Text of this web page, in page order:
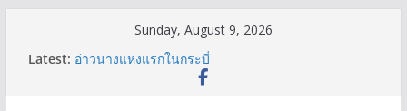
Sunday, August 9, 2026
Latest: IHG Hotels & Resorts เปิดตัว ฮอลิเดย์ อินน์ เอ็กซ์เพรส
อ่าวนางแห่งแรกในกระบี่
ผู้เชี่ยวชาญด้านวิศวกรรมโครงสร้างเสนอแผนปฏิรูป